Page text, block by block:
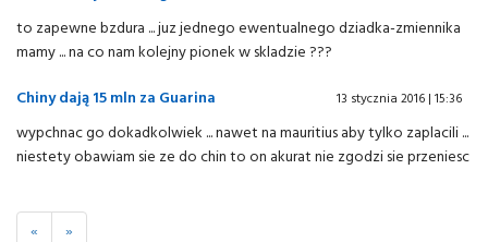
to zapewne bzdura ... juz jednego ewentualnego dziadka-zmiennika
mamy ... na co nam kolejny pionek w skladzie ???
Chiny dają 15 mln za Guarina
13 stycznia 2016 | 15:36
wypchnac go dokadkolwiek ... nawet na mauritius aby tylko zaplacili ...
niestety obawiam sie ze do chin to on akurat nie zgodzi sie przeniesc
« »